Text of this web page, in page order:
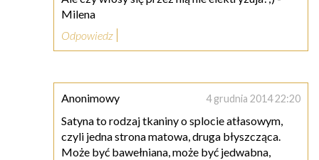
Milena
Odpowiedz
Anonimowy 4 grudnia 2014 22:20
Satyna to rodzaj tkaniny o splocie atłasowym,
czyli jedna strona matowa, druga błyszcząca.
Może być bawełniana, może być jedwabna,